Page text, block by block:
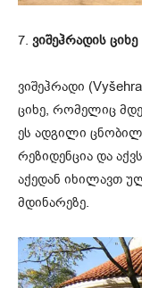
7. ვიშეჰრადის ციხე
ვიშეჰრადი
ციხე, რომელიც
ეს ადგილი
რეზიდენცია და
აქედან იხილავთ
მდინარეზე.